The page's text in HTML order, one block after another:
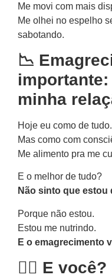
Me movi com mais
Me olhei no espelho
sabotando.
📉
minha
Hoje eu como de tudo.
Mas como com
Me alimento pra me
E o melhor de tudo?
Não sinto que estou
Porque não estou.
Estou me nutrindo.
E o emagrecimento
🙋‍♀️ E você?